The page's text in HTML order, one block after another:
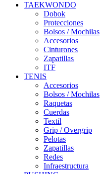
TAEKWONDO
Dobok
Protecciones
Bolsos / Mochilas
Accesorios
Cinturones
Zapatillas
ITF
TENIS
Accesorios
Bolsos / Mochilas
Raquetas
Cuerdas
Textil
Grip / Overgrip
Pelotas
Zapatillas
Redes
Infraestructura